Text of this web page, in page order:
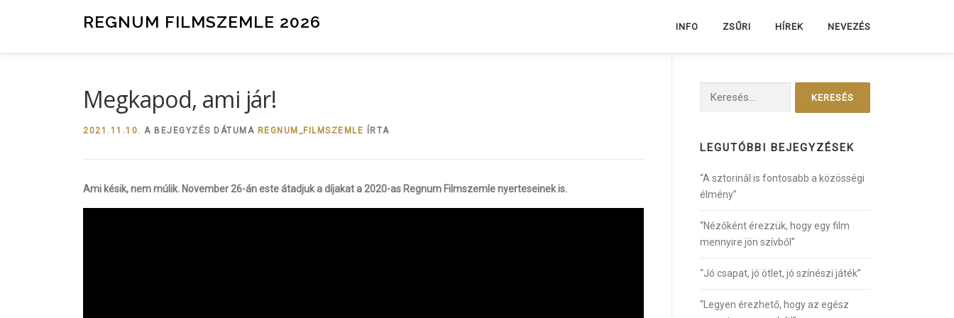
REGNUM FILMSZEMLE 2026 INFO ZSŰRI HÍREK NEVEZÉS
Megkapod, ami jár!
2021.11.10. A BEJEGYZÉS DÁTUMA REGNUM_FILMSZEMLE ÍRTA
Ami késik, nem múlik. November 26-án este átadjuk a díjakat a 2020-as Regnum Filmszemle nyerteseinek is.
LEGUTÓBBI BEJEGYZÉSEK
“A sztorinál is fontosabb a közösségi
élmény”
“Nézőként érezzük, hogy egy film
mennyire jön szívből”
“Jó csapat, jó ötlet, jó színészi játék”
“Legyen érezhető, hogy az egész